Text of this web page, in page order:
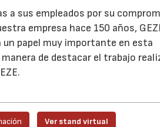
a sus empleados por su
empresa hace 150 años,
papel muy importante en esta
de destacar el trabajo
Ver stand virtual